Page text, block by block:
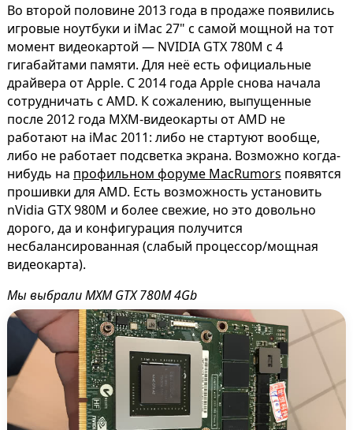
Во второй половине 2013 года в продаже появились
игровые ноутбуки и iMac 27" с самой мощной на тот
момент видеокартой — NVIDIA GTX 780M c 4
гигабайтами памяти. Для неё есть официальные
драйвера от Apple. С 2014 года Apple снова начала
сотрудничать с AMD. К сожалению, выпущенные
после 2012 года MXM-видеокарты от AMD не
работают на iMac 2011: либо не стартуют вообще,
либо не работает подсветка экрана. Возможно когда-
нибудь на профильном форуме MacRumors появятся
прошивки для AMD. Есть возможность установить
nVidia GTX 980M и более свежие, но это довольно
дорого, да и конфигурация получится
несбалансированная (слабый процессор/мощная
видеокарта).
Мы выбрали MXM GTX 780M 4Gb